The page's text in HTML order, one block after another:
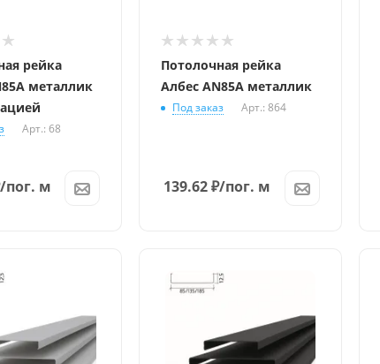
рейка
металлик
Арт.: 68
/пог. м
Потолочная рейка
Албес AN85A металлик
Под заказ Арт.: 864
139.62₽/пог. м